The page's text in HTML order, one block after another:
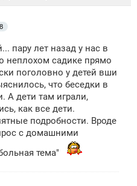
пару лет назад у нас в
неплохом садике прямо
поголовно у детей вши
что беседки в
А дети там играли,
как все дети.
подробности. Вроде
с домашними
тема"